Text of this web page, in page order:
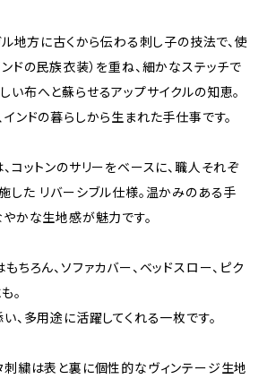
ル地方に古くから伝わる刺し子の技法で、使
ドの民族衣装）を重ね、細かなステッチで
い布へと蘇らせるアップサイクルの知恵。
ンドの暮らしから生まれた手仕事です。
コットンのサリーをベースに、職人それぞ
した リバーシブル仕様。温かみのある手
かな生地感が魅力です。
ちろん、ソファカバー、ベッドスロー、ピク
。
、多用途に活躍してくれる一枚です。
刺繍は表と裏に個性的なヴィンテージ生地